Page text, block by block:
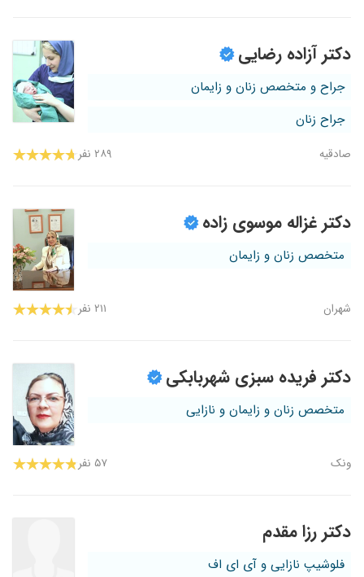
دکتر آزاده رضایی
جراح و متخصص زنان و زایمان
جراح زنان
صادقیه ۲۸۹ نفر
دکتر غزاله موسوی زاده
متخصص زنان و زایمان
شهران ۲۱۱ نفر
دکتر فریده سبزی شهربابکی
متخصص زنان و زایمان و نازایی
ونک ۵۷ نفر
دکتر رزا مقدم
فلوشیپ نازایی و آی ای اف